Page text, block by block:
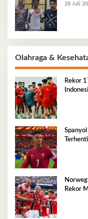
28 Juli
Olahraga &
Rekor
Terhenti
Rekor